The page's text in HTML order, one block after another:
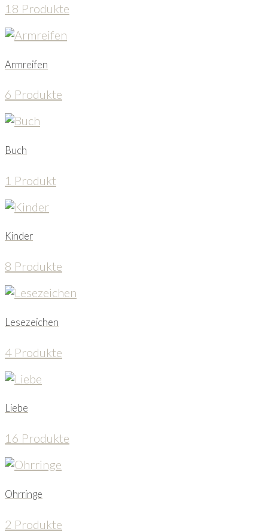
18 Produkte
Armreifen
6 Produkte
Buch
1 Produkt
Kinder
8 Produkte
Lesezeichen
4 Produkte
Liebe
16 Produkte
Ohrringe
2 Produkte